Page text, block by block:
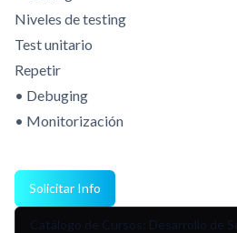
Niveles de testing
Test unitario
Repetir
• Debuging
• Monitorización
Solicitar Info
Catálogo de Cursos: Desarrollo de